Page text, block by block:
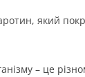
який
– це